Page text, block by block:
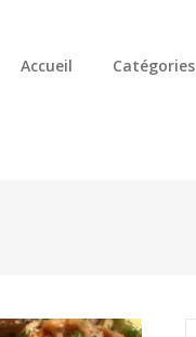
Accueil Catégories